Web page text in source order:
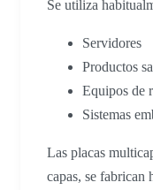
Se utiliza
Servidores
Productos
Equipos de
Sistemas
Las placas
capas, se fabrican